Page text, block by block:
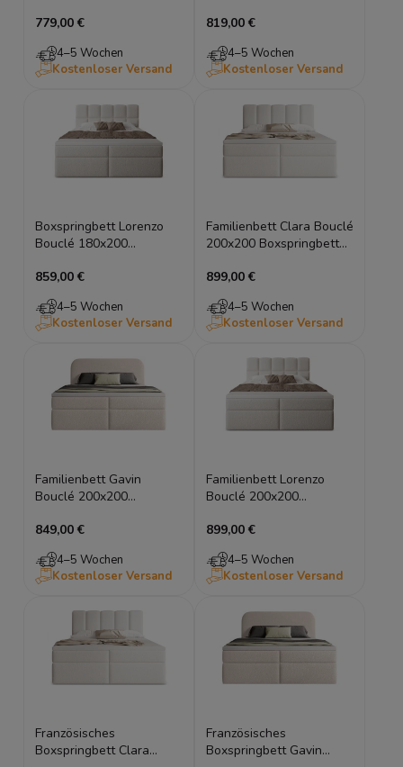
779,00 €
4–5 Wochen
Kostenloser Versand
819,00 €
4–5 Wochen
Kostenloser Versand
Boxspringbett Lorenzo
Bouclé 180x200
Bettkasten
859,00 €
4–5 Wochen
Kostenloser Versand
Familienbett Clara Bouclé
200x200 Boxspringbett
899,00 €
4–5 Wochen
Kostenloser Versand
Familienbett Gavin
Bouclé 200x200
Stauraum
849,00 €
4–5 Wochen
Kostenloser Versand
Familienbett Lorenzo
Bouclé 200x200
Stauraum
899,00 €
4–5 Wochen
Kostenloser Versand
Französisches
Boxspringbett Clara
Französisches
Boxspringbett Gavin